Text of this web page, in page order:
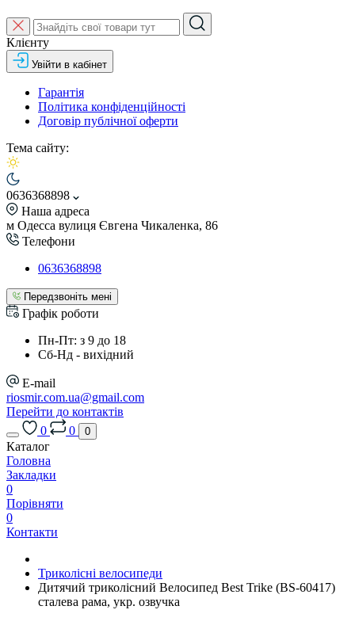
Клієнту
Увійти в кабінет
Гарантія
Політика конфіденційності
Договір публічної оферти
Тема сайту:
0636368898
Наша адреса
м Одесса вулиця Євгена Чикаленка, 86
Телефони
0636368898
Передзвоніть мені
Графік роботи
Пн-Пт: з 9 до 18
Сб-Нд - вихідний
E-mail
riosmir.com.ua@gmail.com
Перейти до контактів
0
0 0
Каталог
Головна
Закладки
0
Порівняти
0
Контакти
Триколісні велосипеди
Дитячий триколісний Велосипед Best Trike (BS-60417)
сталева рама, укр. озвучка